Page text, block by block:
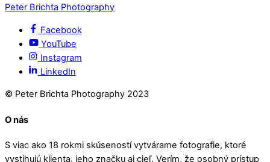
Peter Brichta Photography
Facebook
YouTube
Instagram
LinkedIn
© Peter Brichta Photography 2023
O nás
S viac ako 18 rokmi skúseností vytvárame fotografie, ktoré
vystihujú klienta, jeho značku aj cieľ. Verím, že osobný prístup